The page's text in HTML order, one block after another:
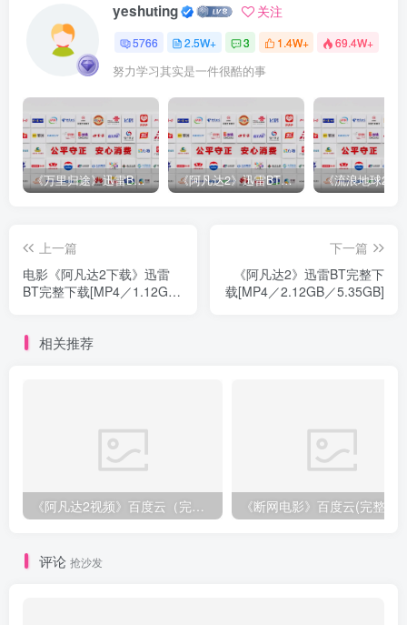
yeshuting 关注
5766 2.5W+ 3 1.4W+ 69.4W+
努力学习其实是一件很酷的事
《万里归途》迅雷BT完整下载[mp3／3.14GB／2.15GB 《阿凡达2》迅雷BT完整下载[MP4／3.12GB／5.35GB]中
上一篇
电影《阿凡达2下载》迅雷
BT完整下载[MP4／1.12GB
下一篇
《阿凡达2》迅雷BT完整下
载[MP4／2.12GB／5.35GB]
相关推荐
《阿凡达2视频》百度云（完整／加长版)网盘链接下载【1280p中文
评论 抢沙发